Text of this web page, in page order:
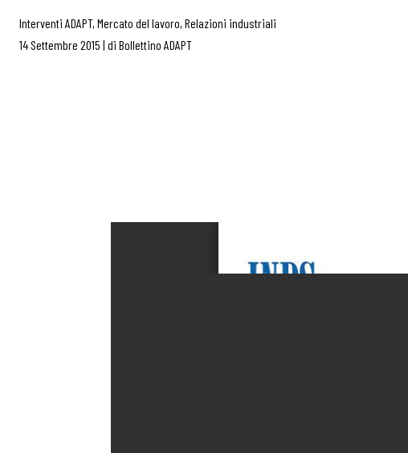
Interventi ADAPT, Mercato del lavoro, Relazioni industriali
14 Settembre 2015 | di Bollettino ADAPT